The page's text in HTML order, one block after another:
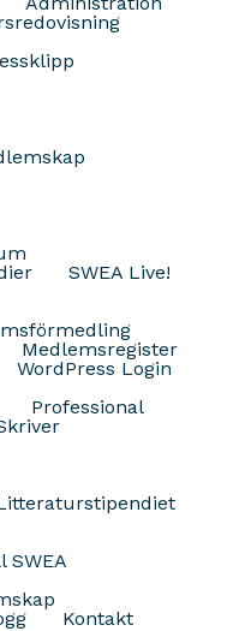
SWEA Live!
Medlemsregister
WordPress Login
Professional
SWEA
Kontakt